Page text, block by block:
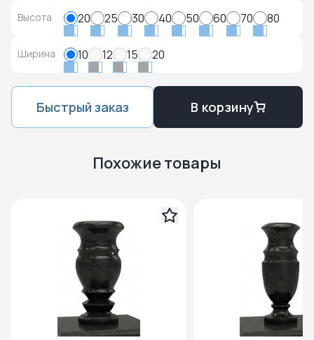
Высота 20 25 30 40 50 60 70 80
Ширина 10 12 15 20
Быстрый заказ В корзину
Похожие товары